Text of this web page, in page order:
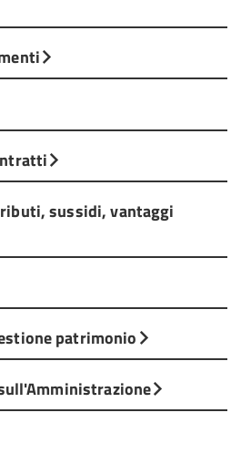
sussidi, vantaggi
patrimonio